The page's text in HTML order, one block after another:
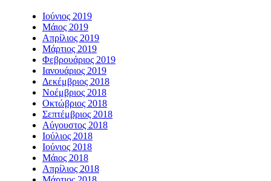
Ιούνιος 2019
Μάιος 2019
Απρίλιος 2019
Μάρτιος 2019
Φεβρουάριος 2019
Ιανουάριος 2019
Δεκέμβριος 2018
Νοέμβριος 2018
Οκτώβριος 2018
Σεπτέμβριος 2018
Αύγουστος 2018
Ιούλιος 2018
Ιούνιος 2018
Μάιος 2018
Απρίλιος 2018